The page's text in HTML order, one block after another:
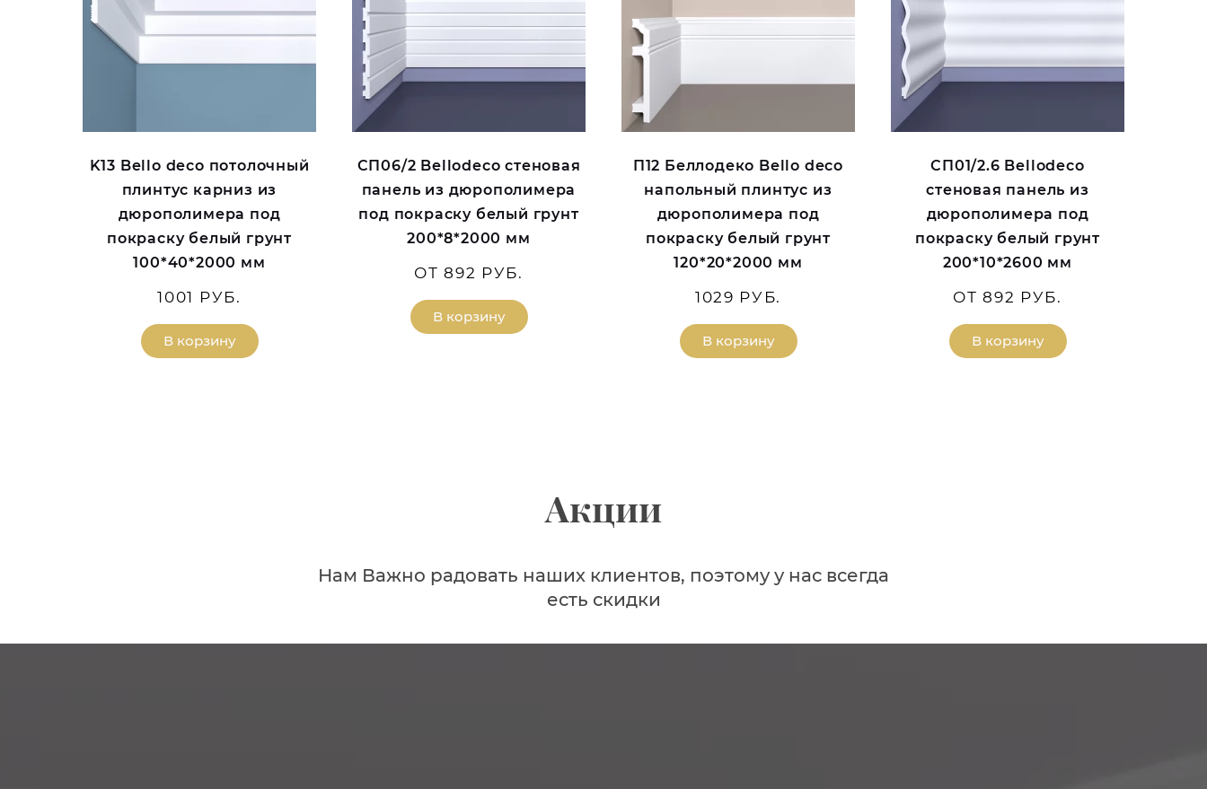
K13 Bello deco потолочный
плинтус карниз из
дюрополимера под
покраску белый грунт
100*40*2000 мм
1001 РУБ.
В корзину
СП06/2 Bellodeco стеновая
панель из дюрополимера
под покраску белый грунт
200*8*2000 мм
ОТ 892 РУБ.
В корзину
П12 Беллодеко Bello deco
напольный плинтус из
дюрополимера под
покраску белый грунт
120*20*2000 мм
1029 РУБ.
В корзину
СП01/2.6 Bellodeco
стеновая панель из
дюрополимера под
покраску белый грунт
200*10*2600 мм
ОТ 892 РУБ.
В корзину
Акции
Нам Важно радовать наших клиентов, поэтому у нас всегда
есть скидки